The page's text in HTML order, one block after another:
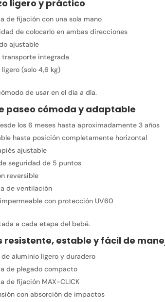
ligero y práctico
de fijación con una sola mano
de colocarlo en ambas direcciones
ajustable
transporte integrada
ligero (solo 4,6 kg)
de usar en el día a día.
paseo cómoda y adaptable
los 6 meses hasta aproximadamente 3 años
hasta posición completamente horizontal
ajustable
seguridad de 5 puntos
reversible
de ventilación
con protección UV60
a cada etapa del bebé.
resistente, estable y fácil de
de aluminio ligero y duradero
de plegado compacto
de fijación MAX-CLICK
con absorción de impactos